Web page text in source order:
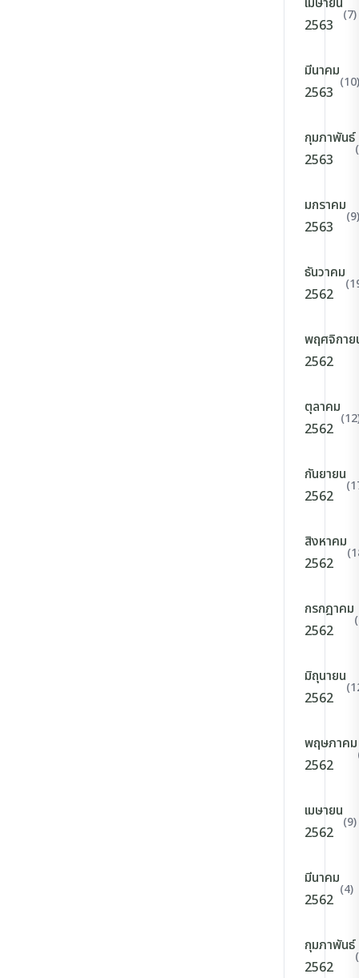
2563
(7)
มีนาคม
2563
(10)
กุมภาพันธ์
2563
มกราคม
2563
(9)
ธันวาคม
2562
พฤศจิกาย
2562
ตุลาคม
2562
กันยายน
2562
สิงหาคม
2562
กรกฎาคม
2562
มิถุนายน
2562
พฤษภาคม
2562
เมษายน
2562
(9)
มีนาคม
2562
(4)
กุมภาพันธ์
2562